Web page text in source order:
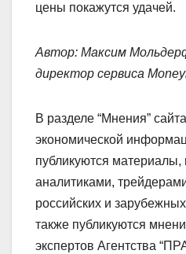
цены покажутся удачей.
Автор: Максим
директор сервиса
В разделе “Мнения”
экономической
публикуются
аналитиками,
российских и
также публикуются
экспертов Агентства